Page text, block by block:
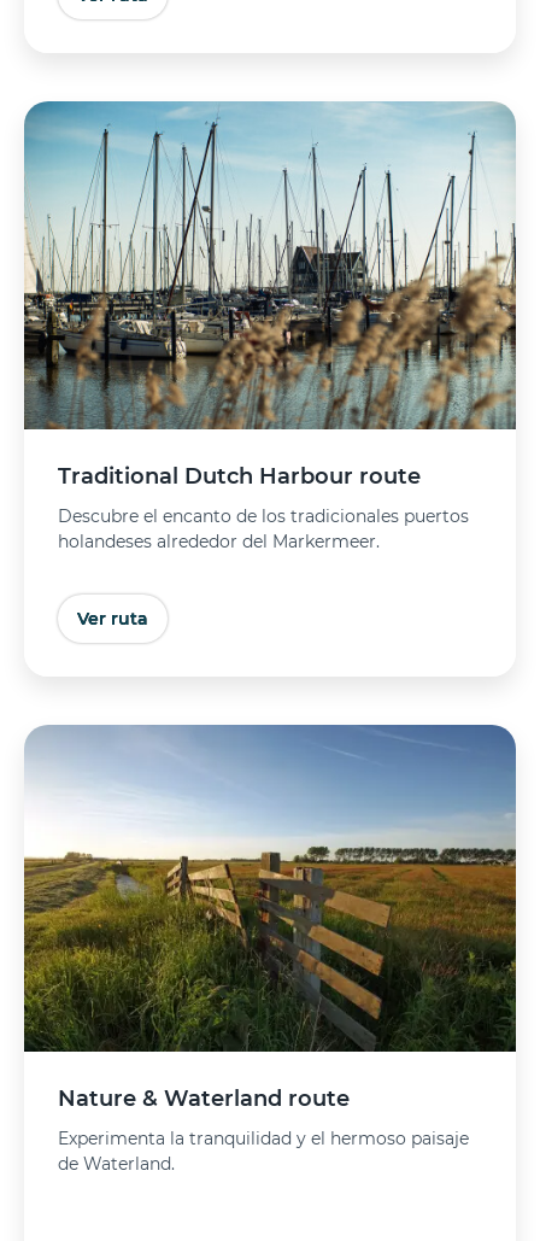
Traditional Dutch Harbour route
Descubre el encanto de los tradicionales puertos
holandeses alrededor del Markermeer.
Ver ruta
Nature & Waterland route
Experimenta la tranquilidad y el hermoso paisaje
de Waterland.